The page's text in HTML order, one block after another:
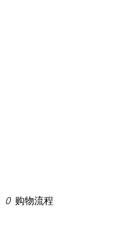
ꄲ 购物流程